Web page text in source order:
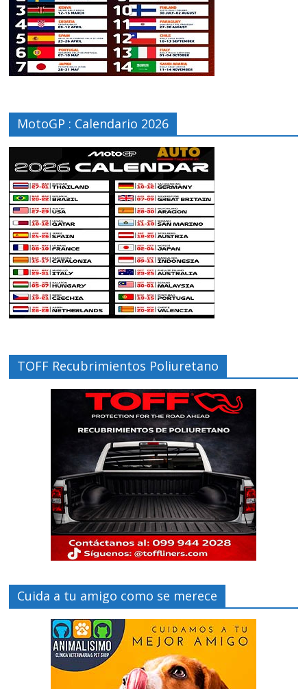
MotoGP : Calendario 2026
TOFF Recubrimientos Poliuretano
Cuida a tu amigo como se merece